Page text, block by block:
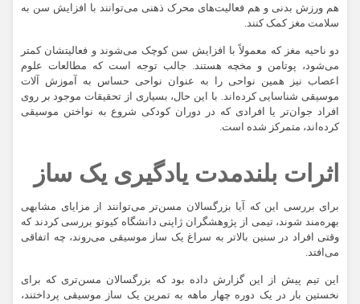
هم ورزش بدنی و هم فعالیت‌های محرک ذهنی می‌توانند با افزایش سن به
سلامت مغز کمک کنند.
دو ناحیه مغز که معمولاً با افزایش سن کوچک می‌شوند و فعالیتشان کمتر
می‌شود، پوتامن و مخچه هستند. جالب توجه است که مطالعات علوم
اعصاب نیز همین نواحی را به عنوان نواحی حساس به آموزش آلات
موسیقی شناسایی کرده‌اند. با این حال، بسیاری از تحقیقات موجود بر روی
افراد جوان‌تر یا افرادی که در دوران کودکی شروع به نواختن موسیقی
کرده‌اند، متمرکز شده است.
اثرات بلندمدت یادگیری یک ساز
برای بررسی این که آیا بزرگسالان مسن‌تر می‌توانند از مزایای مشابهی
بهره‌مند شوند، تیمی از پژوهشگران ژاپنی دانشگاه کیوتو بررسی کردند که
وقتی افراد در سنین بالاتر به سراغ یک ساز موسیقی می‌روند، چه اتفاقی
می‌افتد.
این تیم پیش از این گزارش داده بود که بزرگسالان مسن‌تری که برای
نخستین بار در یک دوره چهار ماهه به تمرین یک ساز موسیقی پرداختند،